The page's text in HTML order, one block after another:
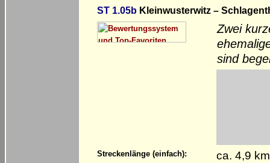
ST 1.05b Kleinwusterwitz –
Zwei
sind
Streckenlänge (einfach):
ca. 4,9